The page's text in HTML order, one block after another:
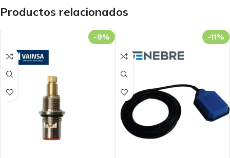
Productos relacionados
-9% -11%